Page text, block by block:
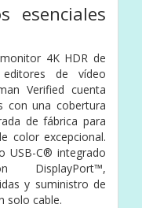
esenciales
4K HDR de
de vídeo
Verified cuenta
con una cobertura
de fábrica para
color excepcional.
USB-C® integrado
DisplayPort™,
y suministro de
solo cable.